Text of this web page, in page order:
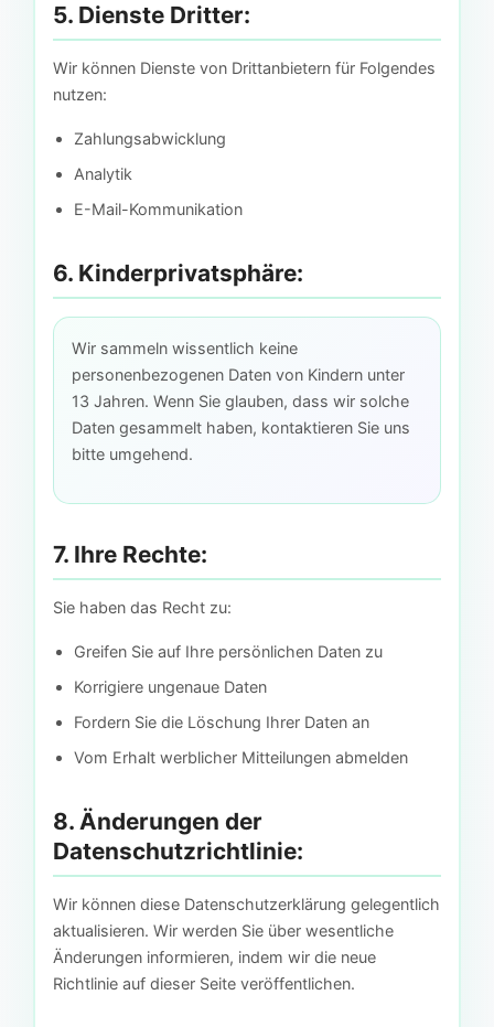
5. Dienste Dritter:
Wir können Dienste von Drittanbietern für Folgendes
nutzen:
Zahlungsabwicklung
Analytik
E-Mail-Kommunikation
6. Kinderprivatsphäre:
Wir sammeln wissentlich keine
personenbezogenen Daten von Kindern unter
13 Jahren. Wenn Sie glauben, dass wir solche
Daten gesammelt haben, kontaktieren Sie uns
bitte umgehend.
7. Ihre Rechte:
Sie haben das Recht zu:
Greifen Sie auf Ihre persönlichen Daten zu
Korrigiere ungenaue Daten
Fordern Sie die Löschung Ihrer Daten an
Vom Erhalt werblicher Mitteilungen abmelden
8. Änderungen der
Datenschutzrichtlinie:
Wir können diese Datenschutzerklärung gelegentlich
aktualisieren. Wir werden Sie über wesentliche
Änderungen informieren, indem wir die neue
Richtlinie auf dieser Seite veröffentlichen.